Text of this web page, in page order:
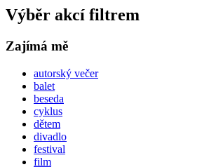
Výběr akcí filtrem
Zajímá mě
autorský večer
balet
beseda
cyklus
dětem
divadlo
festival
film